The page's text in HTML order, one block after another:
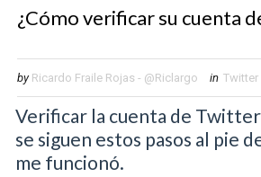
¿Cómo verificar su cuenta
by Ricardo Fraile Rojas - @Riclargo in Twitter
Verificar la cuenta de Twitter
se siguen estos pasos al pie
me funcionó.